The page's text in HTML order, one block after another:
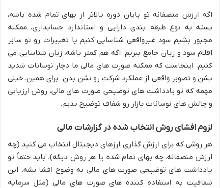
اگه ارزش منصفانه تو پایان دوره بالاتر از بهای تمام شده باشه،
بسته به نوع طبقه بندی دارایی و استاندارد حسابداری، ممکنه
مجبور بشیم سود غیرواقعی شناسایی کنیم یا تغییرات رو تو سایر
اقلام سود و زیان جامع ببریم. اگه هم کمتر باشه، زیان شناسایی می
کنیم. اینجاست که ممکنه صورت های مالی ما دچار نوسانات شدید
بشن و تصویر واقعی از عملکرد شرکت رو نشن بدن. برای همین، خیلی
مهمه که تو یادداشت های توضیحی صورت های مالی، روش ارزیابی
و چالش های نوسانات بازار رو شفاف توضیح بدیم.
لزوم افشای روش انتخاب شده در گزارشات مالی
هر روشی که برای ارزش گذاری ارزهای دیجیتال انتخاب می کنید (چه
ارزش منصفانه، چه بهای تمام شده یا هر روش دیگه)، باید حتماً تو
یادداشت های توضیحی صورت های مالی به وضوح افشا بشه. این
شفافیت به استفاده کننده های صورت های مالی (مثل سرمایه